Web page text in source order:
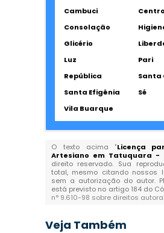
Cambuci
Centro
Consolação
Glicério
Luz
Pari
República
Santa
Santa Efigênia
Sé
Vila Buarque
O texto acima "Licença
Artesiano em Tatuquara -
direito reservado. Sua
total, mesmo citando nossos
sem a autorização do autor.
está previsto no artigo 184 do
n° 9.610-98 sobre direitos
Veja Também